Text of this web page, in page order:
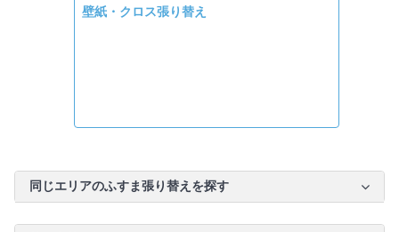
壁紙・クロス張り替え
同じエリアのふすま張り替えを探す